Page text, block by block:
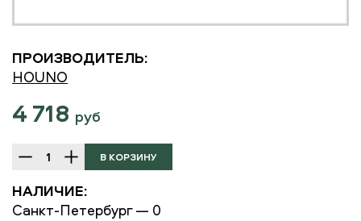
ПРОИЗВОДИТЕЛЬ:
HOUNO
4 718 руб
НАЛИЧИЕ:
Санкт-Петербург — 0